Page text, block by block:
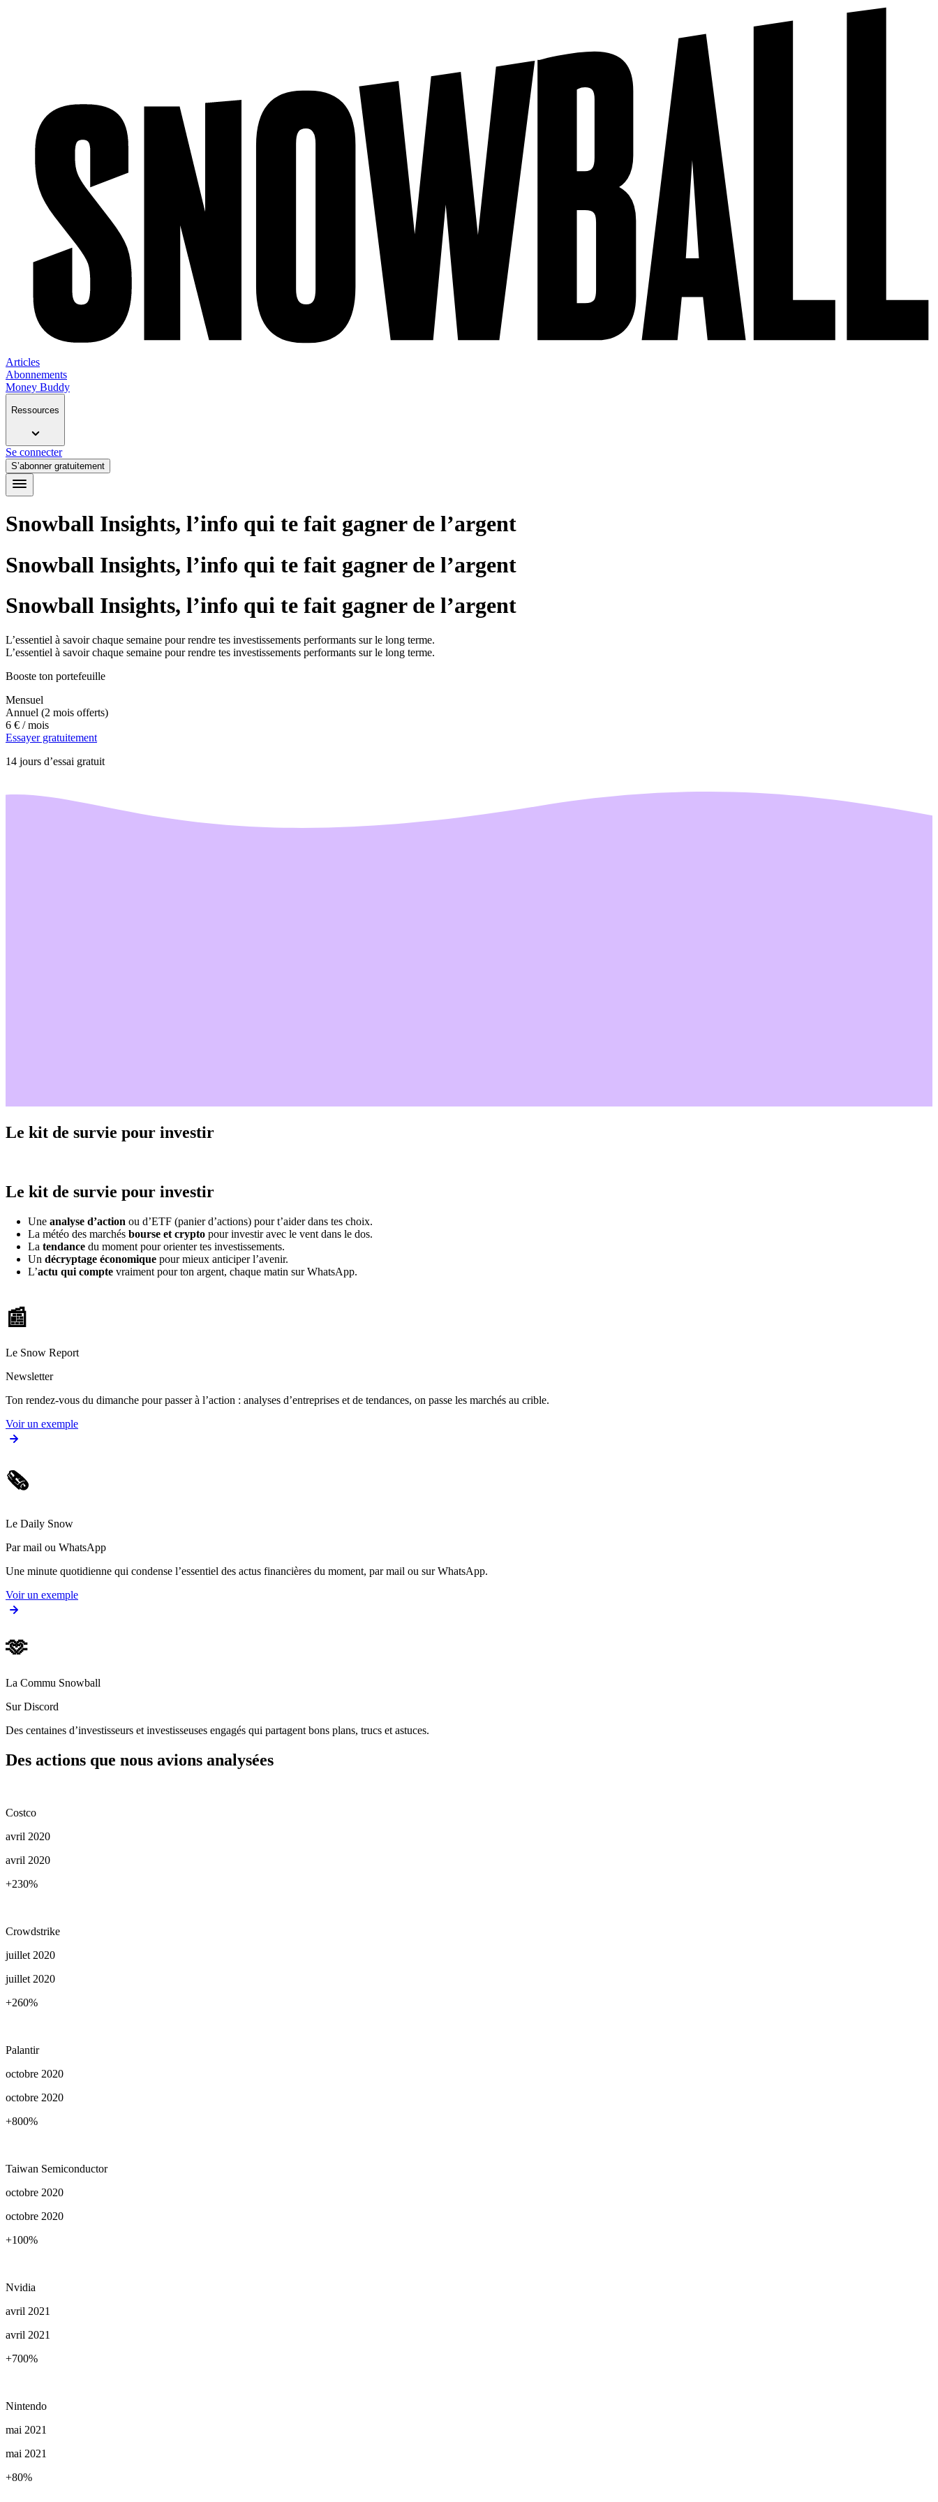
Articles
Abonnements
Money Buddy
Ressources
Se connecter
S’abonner gratuitement
Snowball Insights, l’info qui te fait gagner de l’argent
Snowball Insights, l’info qui te fait gagner de l’argent
Snowball Insights, l’info qui te fait gagner de l’argent
L’essentiel à savoir chaque semaine pour rendre tes investissements performants sur le long terme.
L’essentiel à savoir chaque semaine pour rendre tes investissements performants sur le long terme.
Booste ton portefeuille
Mensuel
Annuel (2 mois offerts)
6 € / mois
Essayer gratuitement
14 jours d’essai gratuit
Le kit de survie pour investir
Le kit de survie pour investir
Une analyse d’action ou d’ETF (panier d’actions) pour t’aider dans tes choix.
La météo des marchés bourse et crypto pour investir avec le vent dans le dos.
La tendance du moment pour orienter tes investissements.
Un décryptage économique pour mieux anticiper l’avenir.
L’actu qui compte vraiment pour ton argent, chaque matin sur WhatsApp.
📰
Le Snow Report
Newsletter
Ton rendez-vous du dimanche pour passer à l’action : analyses d’entreprises et de tendances, on passe les marchés au crible.
Voir un exemple
🗞️
Le Daily Snow
Par mail ou WhatsApp
Une minute quotidienne qui condense l’essentiel des actus financières du moment, par mail ou sur WhatsApp.
Voir un exemple
🫶
La Commu Snowball
Sur Discord
Des centaines d’investisseurs et investisseuses engagés qui partagent bons plans, trucs et astuces.
Des actions que nous avions analysées
Costco
avril 2020
avril 2020
+230%
Crowdstrike
juillet 2020
juillet 2020
+260%
Palantir
octobre 2020
octobre 2020
+800%
Taiwan Semiconductor
octobre 2020
octobre 2020
+100%
Nvidia
avril 2021
avril 2021
+700%
Nintendo
mai 2021
mai 2021
+80%